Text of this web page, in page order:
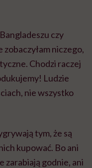
czy
niczego,
Chodzi raczej
Ludzie
nie wszystko
tym, że są
kupować. Bo ani
zarabiają godnie, ani